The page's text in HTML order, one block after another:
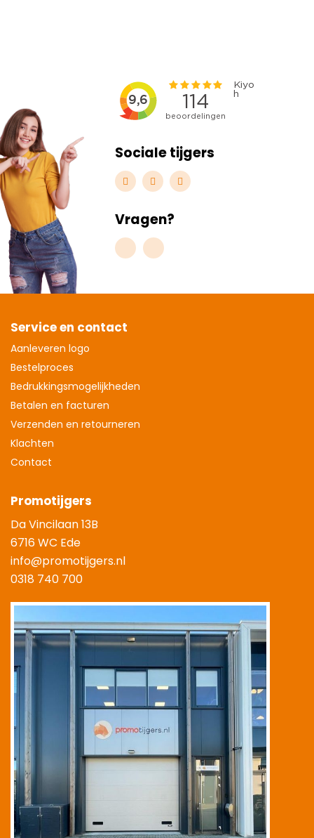
Sociale tijgers
Vragen?
Service en contact
Aanleveren logo
Bestelproces
Bedrukkingsmogelijkheden
Betalen en facturen
Verzenden en retourneren
Klachten
Contact
Promotijgers
Da Vincilaan 13B
6716 WC Ede
info@promotijgers.nl
0318 740 700